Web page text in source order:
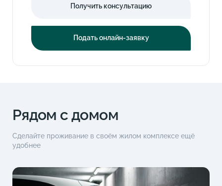
Получить консультацию
Подать онлайн-заявку
Рядом с домом
Сделайте проживание в своём жилом комплексе ещё
удобнее